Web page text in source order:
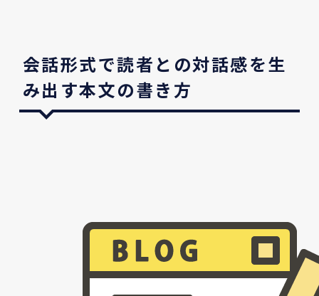
会話形式で読者との対話感を生
み出す本文の書き方